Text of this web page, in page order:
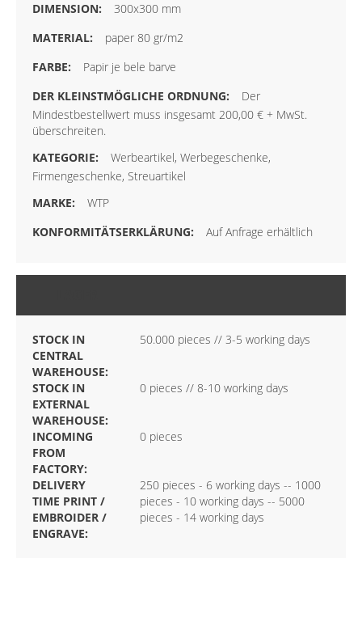
300x300 mm
paper 80 gr/m2
Papir je bele barve
Der
Mindestbestellwert muss insgesamt 200,00 € + MwSt.
überschreiten.
Werbeartikel, Werbegeschenke,
Firmengeschenke, Streuartikel
WTP
Auf Anfrage erhältlich
STOCK IN
CENTRAL
WAREHOUSE:
50.000 pieces // 3-5 working days
STOCK IN
EXTERNAL
WAREHOUSE:
0 pieces // 8-10 working days
INCOMING
FROM
FACTORY:
0 pieces
DELIVERY
TIME PRINT /
EMBROIDER /
ENGRAVE:
250 pieces - 6 working days -- 1000
pieces - 10 working days -- 5000
pieces - 14 working days